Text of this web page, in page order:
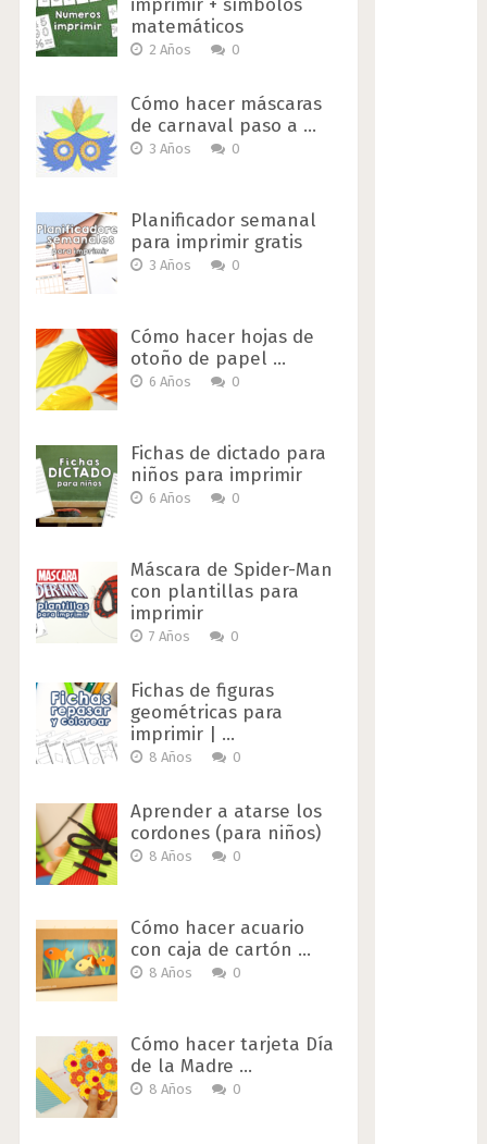
matemáticos
2 Años 0
Cómo hacer máscaras
de carnaval paso a …
3 Años 0
Planificador semanal
para imprimir gratis
3 Años 0
Cómo hacer hojas de
otoño de papel …
6 Años 0
Fichas de dictado para
niños para imprimir
6 Años 0
Máscara de Spider-Man
con plantillas para
imprimir
7 Años 0
Fichas de figuras
geométricas para
imprimir | …
8 Años 0
Aprender a atarse los
cordones (para niños)
8 Años 0
Cómo hacer acuario
con caja de cartón …
8 Años 0
Cómo hacer tarjeta Día
de la Madre …
8 Años 0